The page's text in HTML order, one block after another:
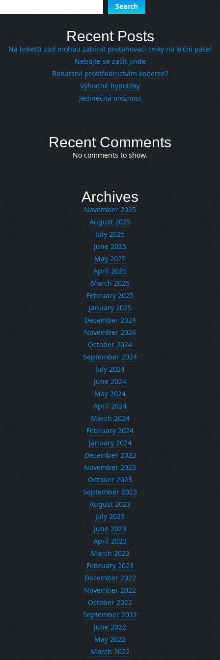
Search
Recent Posts
Na bolesti zad mohou zabírat protahovací cviky na krční páteř
Nebojte se začít jinde
Bohatství prostřednictvím koberce?
Výhodné hypotéky
Jedinečná možnost
Recent Comments
No comments to show.
Archives
November 2025
August 2025
July 2025
June 2025
May 2025
April 2025
March 2025
February 2025
January 2025
December 2024
November 2024
October 2024
September 2024
July 2024
June 2024
May 2024
April 2024
March 2024
February 2024
January 2024
December 2023
November 2023
October 2023
September 2023
August 2023
July 2023
June 2023
April 2023
March 2023
February 2023
December 2022
November 2022
October 2022
September 2022
June 2022
May 2022
March 2022